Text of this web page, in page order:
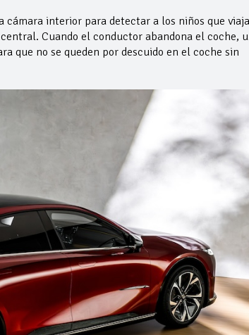
interior para detectar a los niños que
Cuando el conductor abandona el coche,
que no se queden por descuido en el coche sin